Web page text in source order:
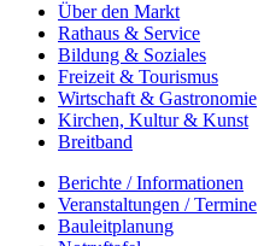
Über den Markt
Rathaus & Service
Bildung & Soziales
Freizeit & Tourismus
Wirtschaft & Gastronomie
Kirchen, Kultur & Kunst
Breitband
Berichte / Informationen
Veranstaltungen / Termine
Bauleitplanung